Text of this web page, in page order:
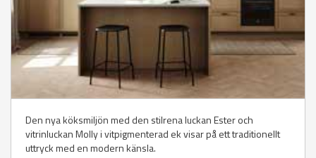
Den nya köksmiljön med den stilrena luckan Ester och
vitrinluckan Molly i vitpigmenterad ek visar på ett traditionellt
uttryck med en modern känsla.